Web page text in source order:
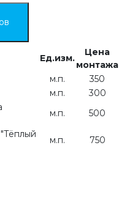
Ед.изм.
Цена
монтажа
м.п.
350
м.п.
300
м.п.
500
м.п. 750